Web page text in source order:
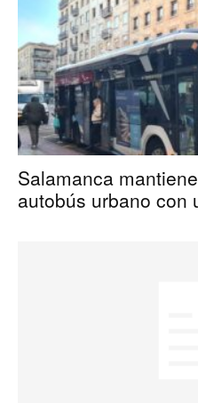
Salamanca
autobús urbano con